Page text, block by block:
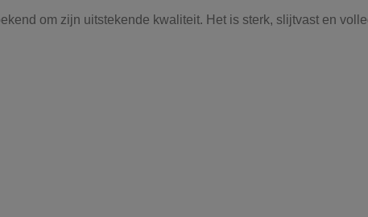
om zijn uitstekende kwaliteit. Het is sterk, slijtvast en